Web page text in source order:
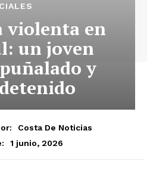
violenta en
un joven
y
Costa De Noticias
1 junio, 2026